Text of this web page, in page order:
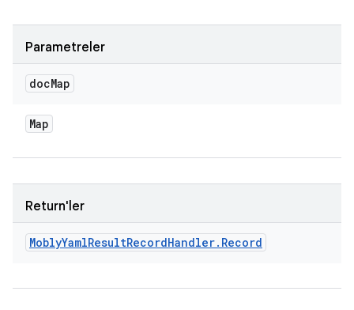
Parametreler
docMap
Map
Return'ler
MoblyYamlResultRecordHandler. Record